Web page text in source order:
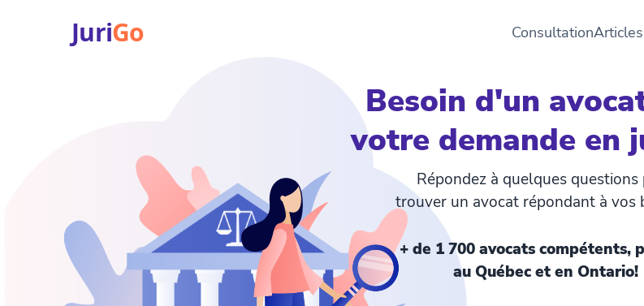
JuriGo Consultation
Besoin d'un
votre demande en
Répondez à quelques questions
trouver un avocat répondant à vos
+ de 1 700 avocats compétents,
au Québec et en Ontario!